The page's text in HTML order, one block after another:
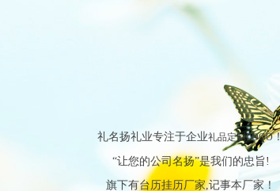
礼名扬礼业专注于企业礼品定制LOGO！
“让您的公司名扬”是我们的忠旨!
旗下有台历挂历厂家,记事本厂家！